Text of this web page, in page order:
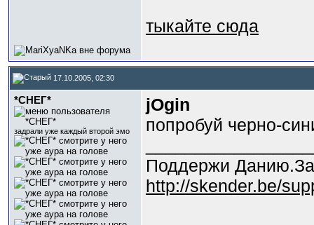
тыкайте сюда
17.10.2005, 02:30
*СНЕГ*
задрали уже каждый второй эмо
jOgin
попробуй черно-
Поддержи
http://skender.be/